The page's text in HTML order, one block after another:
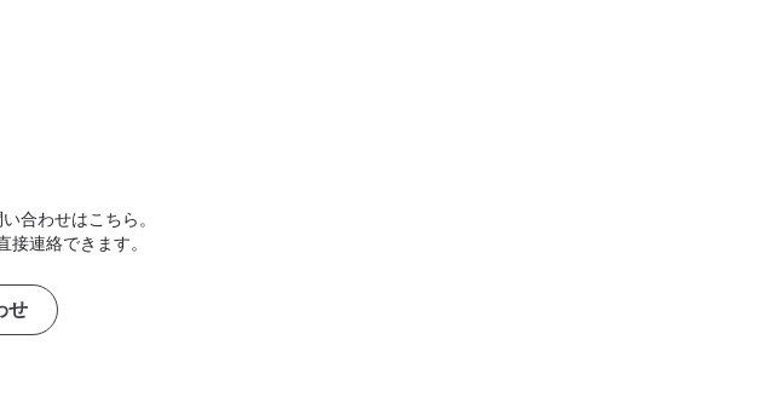
合わせはこちら。
接連絡できます。
せ